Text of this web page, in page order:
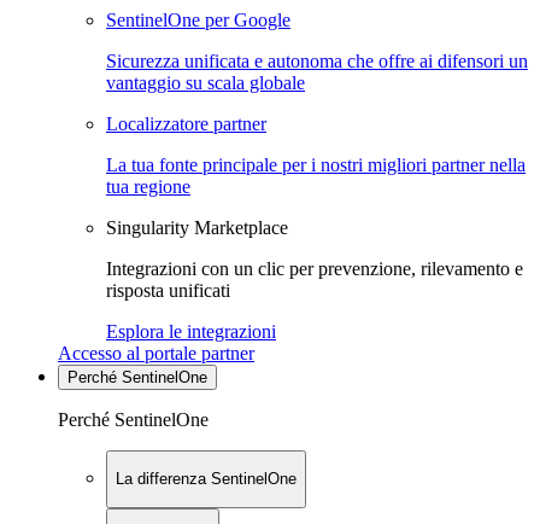
SentinelOne per Google
Sicurezza unificata e autonoma che offre ai difensori un
vantaggio su scala globale
Localizzatore partner
La tua fonte principale per i nostri migliori partner nella
tua regione
Singularity Marketplace
Integrazioni con un clic per prevenzione, rilevamento e
risposta unificati
Esplora le integrazioni
Accesso al portale partner
Perché SentinelOne
Perché SentinelOne
La differenza SentinelOne